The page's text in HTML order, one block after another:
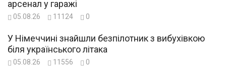
арсенал у гаражі
05.08.26 11124 0
У Німеччині знайшли безпілотник з вибухівкою
біля українського літака
05.08.26 11556 0